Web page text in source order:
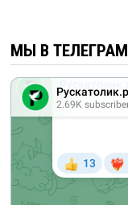
МЫ В ТЕЛЕГРАМ